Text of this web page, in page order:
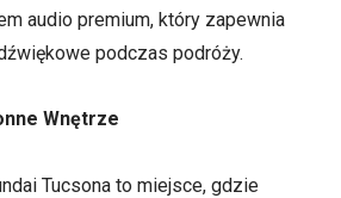
audio premium, który zapewnia
podczas podróży.
Wnętrze
Tucsona to miejsce, gdzie